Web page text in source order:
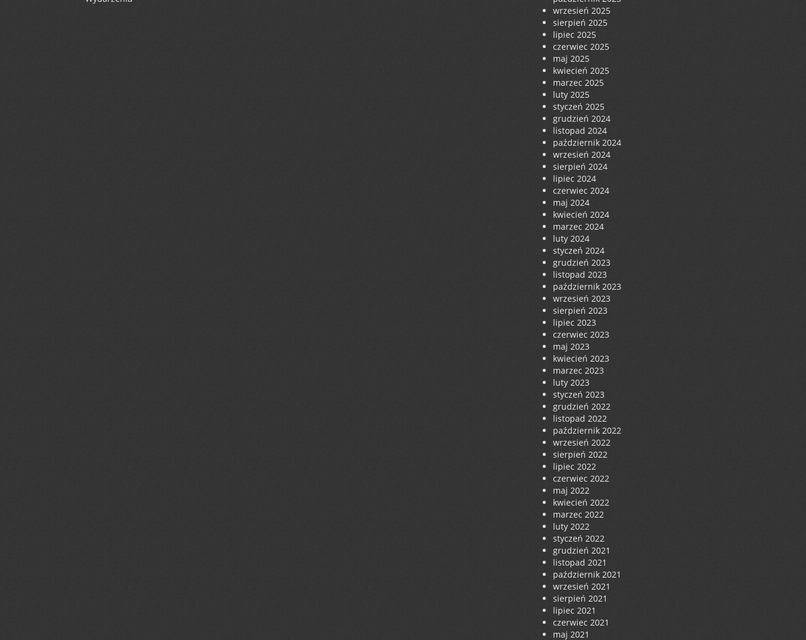
wrzesień 2025
sierpień 2025
lipiec 2025
czerwiec 2025
maj 2025
kwiecień 2025
marzec 2025
luty 2025
styczeń 2025
grudzień 2024
listopad 2024
październik 2024
wrzesień 2024
sierpień 2024
lipiec 2024
czerwiec 2024
maj 2024
kwiecień 2024
marzec 2024
luty 2024
styczeń 2024
grudzień 2023
listopad 2023
październik 2023
wrzesień 2023
sierpień 2023
lipiec 2023
czerwiec 2023
maj 2023
kwiecień 2023
marzec 2023
luty 2023
styczeń 2023
grudzień 2022
listopad 2022
październik 2022
wrzesień 2022
sierpień 2022
lipiec 2022
czerwiec 2022
maj 2022
kwiecień 2022
marzec 2022
luty 2022
styczeń 2022
grudzień 2021
listopad 2021
październik 2021
wrzesień 2021
sierpień 2021
lipiec 2021
czerwiec 2021
maj 2021